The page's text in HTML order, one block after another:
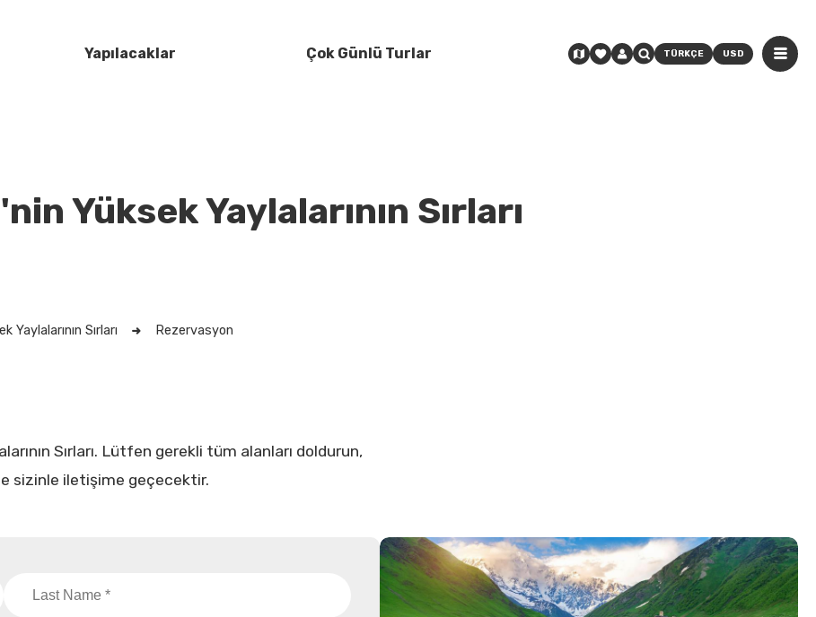
Yapılacaklar Çok Günlü Turlar TÜRKÇE USD
Yüksek Yaylalarının Sırları
Yaylalarının Sırları Rezervasyon
Sırları. Lütfen gerekli tüm alanları doldurun,
sizinle iletişime geçecektir.